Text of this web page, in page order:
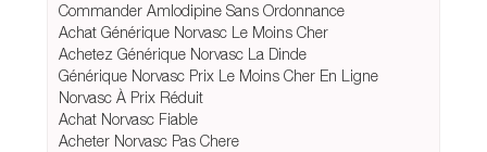
Commander Amlodipine Sans Ordonnance
Achat Générique Norvasc Le Moins Cher
Achetez Générique Norvasc La Dinde
Générique Norvasc Prix Le Moins Cher En Ligne
Norvasc À Prix Réduit
Achat Norvasc Fiable
Acheter Norvasc Pas Chere